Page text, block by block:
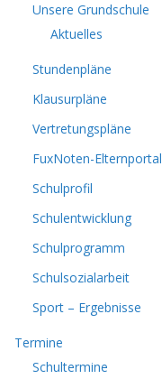
Unsere Grundschule
Aktuelles
Stundenpläne
Klausurpläne
Vertretungspläne
FuxNoten-Elternportal
Schulprofil
Schulentwicklung
Schulprogramm
Schulsozialarbeit
Sport – Ergebnisse
Termine
Schultermine